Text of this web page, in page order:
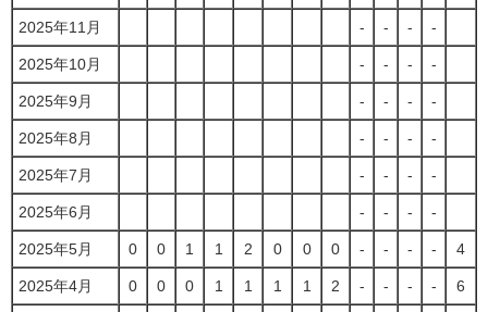
2025年11月 - - - -
2025年10月 - - - -
2025年9月 - - - -
2025年8月 - - - -
2025年7月 - - - -
2025年6月 - - - -
2025年5月 0 0 1 1 2 0 0 0 - - - - 4
2025年4月 0 0 0 1 1 1 1 2 - - - - 6